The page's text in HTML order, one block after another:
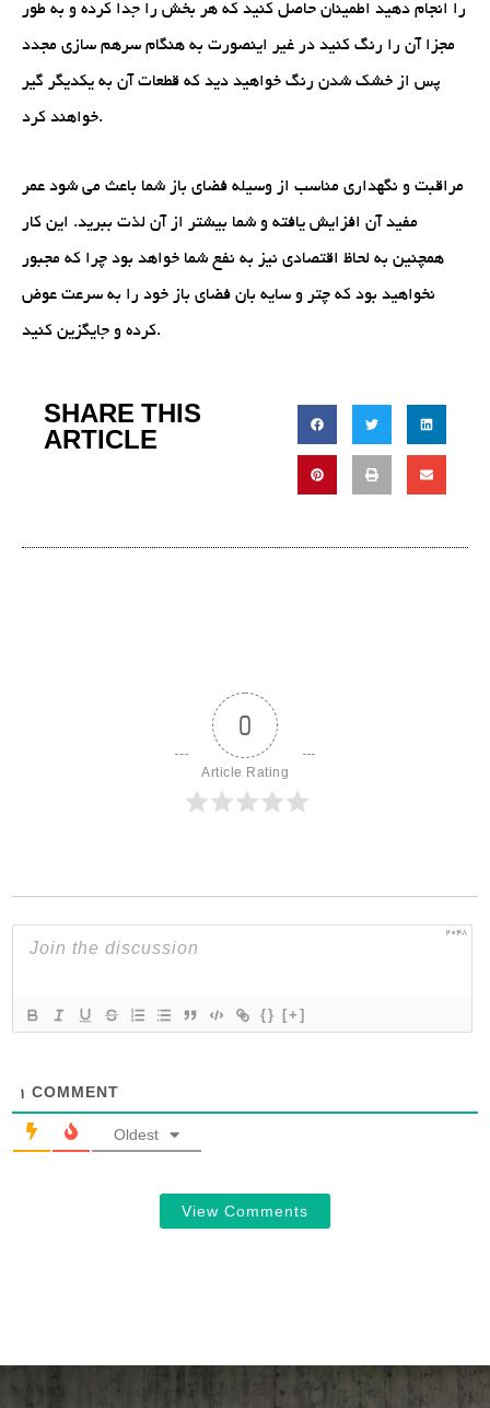
را انجام دهید اطمینان حاصل کنید که هر بخش را جدا کرده و به طور
مجزا آن را رنگ کنید در غیر اینصورت به هنگام سرهم سازی مجدد
پس از خشک شدن رنگ خواهید دید که قطعات آن به یکدیگر گیر
خواهند کرد.
مراقبت و نگهداری مناسب از وسیله فضای باز شما باعث می شود عمر
مفید آن افزایش یافته و شما بیشتر از آن لذت ببرید. این کار
همچنین به لحاظ اقتصادی نیز به نفع شما خواهد بود چرا که مجبور
نخواهید بود که چتر و سایه بان فضای باز خود را به سرعت عوض
کرده و جایگزین کنید.
SHARE THIS
ARTICLE
0
Article Rating
2048
{} [+]
1 COMMENT
Oldest
View Comments